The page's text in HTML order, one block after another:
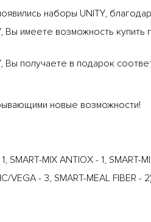
наборы UNITY,
имеете возможность купить
Вы получаете в подарок
новые возможности!
SMART-MIX ANTIOX - 1, SMART-
VEGA - 3, SMART-MEAL FIBER - 2)